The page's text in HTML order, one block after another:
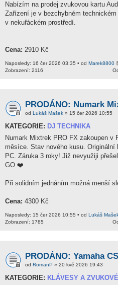
Nabízím na prodej zvukovou kartu
Zařízení je v bezchybném
v nekuřáckém prostředí.
Cena: 2910 Kč
Naposledy: 16 čer 2026 03:35 • od Marek8800
Zobrazení: 2116
PRODÁNO: Numark
od Lukáš Mašek » 15 čer 2026 10:55
KATEGORIE: DJ TECHNIKA
Numark Mixtrek PRO FX zakoupen v
měsíce. Stav nového kusu.
PC. Záruka 3 roky! Již nevyužiji
GO ❤️
Při solidním jednáním možná menší
Cena: 4300 Kč
Naposledy: 15 čer 2026 10:55 • od Lukáš
Zobrazení: 1785
PRODÁNO: Yamaha
od RomanP » 20 kvě 2026 19:43
KATEGORIE: KLÁVESY A